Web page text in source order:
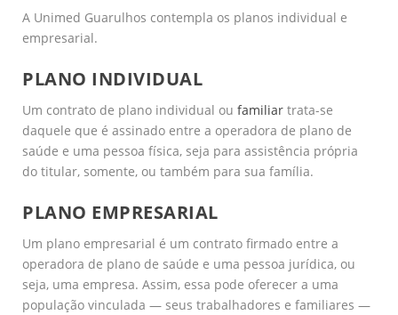
A Unimed Guarulhos contempla os planos individual e
empresarial.
PLANO INDIVIDUAL
Um contrato de plano individual ou familiar trata-se
daquele que é assinado entre a operadora de plano de
saúde e uma pessoa física, seja para assistência própria
do titular, somente, ou também para sua família.
PLANO EMPRESARIAL
Um plano empresarial é um contrato firmado entre a
operadora de plano de saúde e uma pessoa jurídica, ou
seja, uma empresa. Assim, essa pode oferecer a uma
população vinculada — seus trabalhadores e familiares —